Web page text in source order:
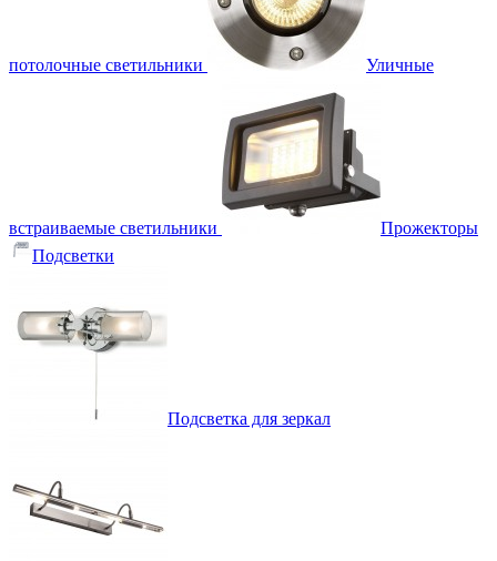
потолочные светильники Уличные
встраиваемые светильники
Прожекторы
Подсветки
Подсветка для зеркал